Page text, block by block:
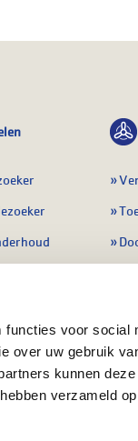
functies voor social
over uw gebruik
kunnen deze
verzameld